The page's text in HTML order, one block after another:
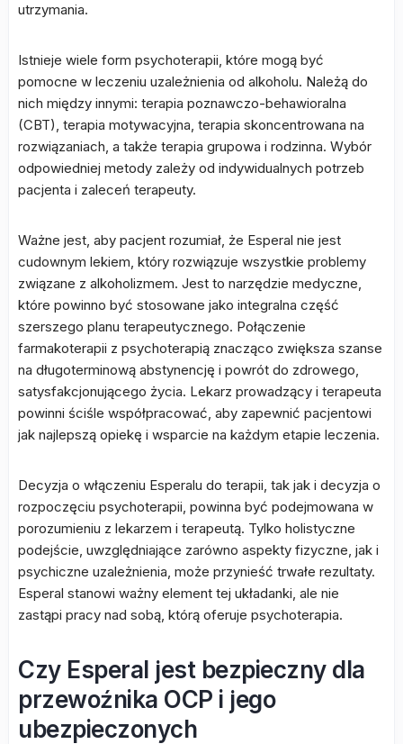
utrzymania.
Istnieje wiele form psychoterapii, które mogą być
pomocne w leczeniu uzależnienia od alkoholu. Należą do
nich między innymi: terapia poznawczo-behawioralna
(CBT), terapia motywacyjna, terapia skoncentrowana na
rozwiązaniach, a także terapia grupowa i rodzinna. Wybór
odpowiedniej metody zależy od indywidualnych potrzeb
pacjenta i zaleceń terapeuty.
Ważne jest, aby pacjent rozumiał, że Esperal nie jest
cudownym lekiem, który rozwiązuje wszystkie problemy
związane z alkoholizmem. Jest to narzędzie medyczne,
które powinno być stosowane jako integralna część
szerszego planu terapeutycznego. Połączenie
farmakoterapii z psychoterapią znacząco zwiększa szanse
na długoterminową abstynencję i powrót do zdrowego,
satysfakcjonującego życia. Lekarz prowadzący i terapeuta
powinni ściśle współpracować, aby zapewnić pacjentowi
jak najlepszą opiekę i wsparcie na każdym etapie leczenia.
Decyzja o włączeniu Esperalu do terapii, tak jak i decyzja o
rozpoczęciu psychoterapii, powinna być podejmowana w
porozumieniu z lekarzem i terapeutą. Tylko holistyczne
podejście, uwzględniające zarówno aspekty fizyczne, jak i
psychiczne uzależnienia, może przynieść trwałe rezultaty.
Esperal stanowi ważny element tej układanki, ale nie
zastąpi pracy nad sobą, którą oferuje psychoterapia.
Czy Esperal jest bezpieczny dla
przewoźnika OCP i jego
ubezpieczonych